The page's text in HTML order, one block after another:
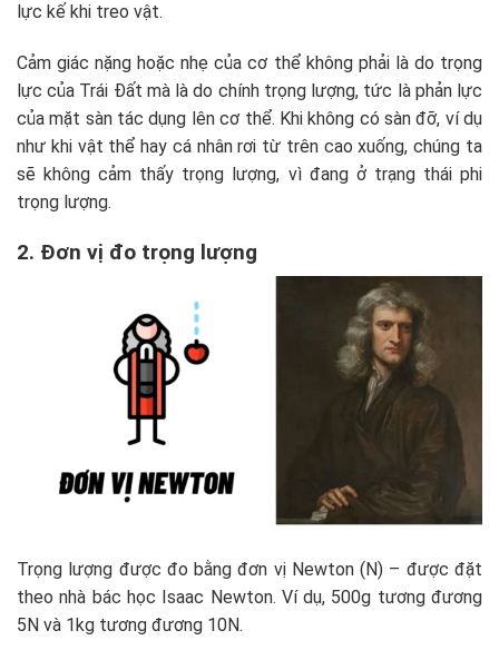
lực kế khi treo vật.
Cảm giác nặng hoặc nhẹ của cơ thể không phải là do trọng
lực của Trái Đất mà là do chính trọng lượng, tức là phản lực
của mặt sàn tác dụng lên cơ thể. Khi không có sàn đỡ, ví dụ
như khi vật thể hay cá nhân rơi từ trên cao xuống, chúng ta
sẽ không cảm thấy trọng lượng, vì đang ở trạng thái phi
trọng lượng.
2. Đơn vị đo trọng lượng
Trọng lượng được đo bằng đơn vị Newton (N) – được đặt
theo nhà bác học Isaac Newton. Ví dụ, 500g tương đương
5N và 1kg tương đương 10N.